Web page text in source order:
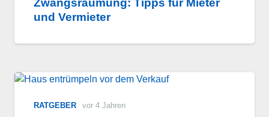
Zwangsräumung: Tipps für Mieter
und Vermieter
RATGEBER vor 4 Jahren